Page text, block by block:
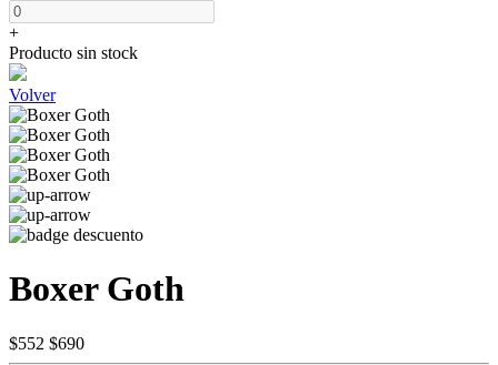
+
Producto sin stock
Volver
Boxer Goth
$552 $690